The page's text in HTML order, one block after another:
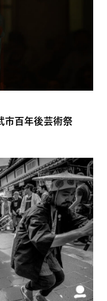
市百年後芸術祭